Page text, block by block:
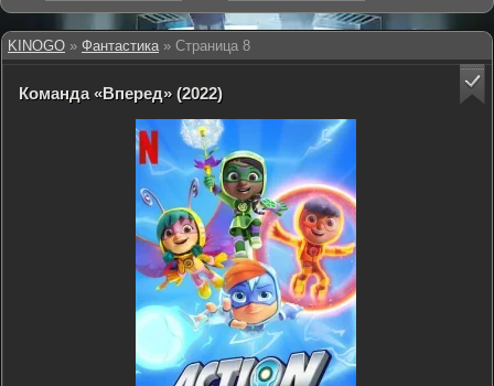
KINOGO » Фантастика» Страница 8
Команда «Вперед» (2022)